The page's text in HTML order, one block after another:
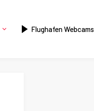
Flughafen Webcams